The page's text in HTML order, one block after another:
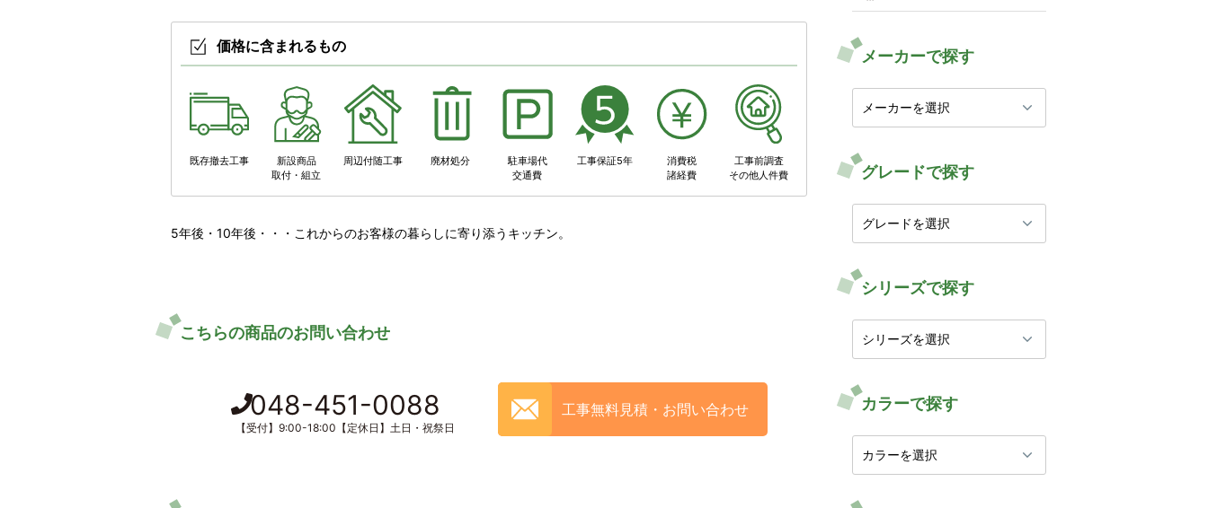
価格に含まれるもの
既存撤去工事
新設商品
取付・組立
周辺付随工事 廃材処分
駐車場代
交通費
工事保証5年
消費税
諸経費
工事前調査
その他人件費
5年後・10年後・・・これからのお客様の暮らしに寄り添うキッチン。
こちらの商品のお問い合わせ
048-451-0088
【受付】9:00-18:00【定休日】土日・祝祭日
工事無料見積・お問い合わせ
メーカーで探す
グレードで探す
シリーズで探す
カラーで探す